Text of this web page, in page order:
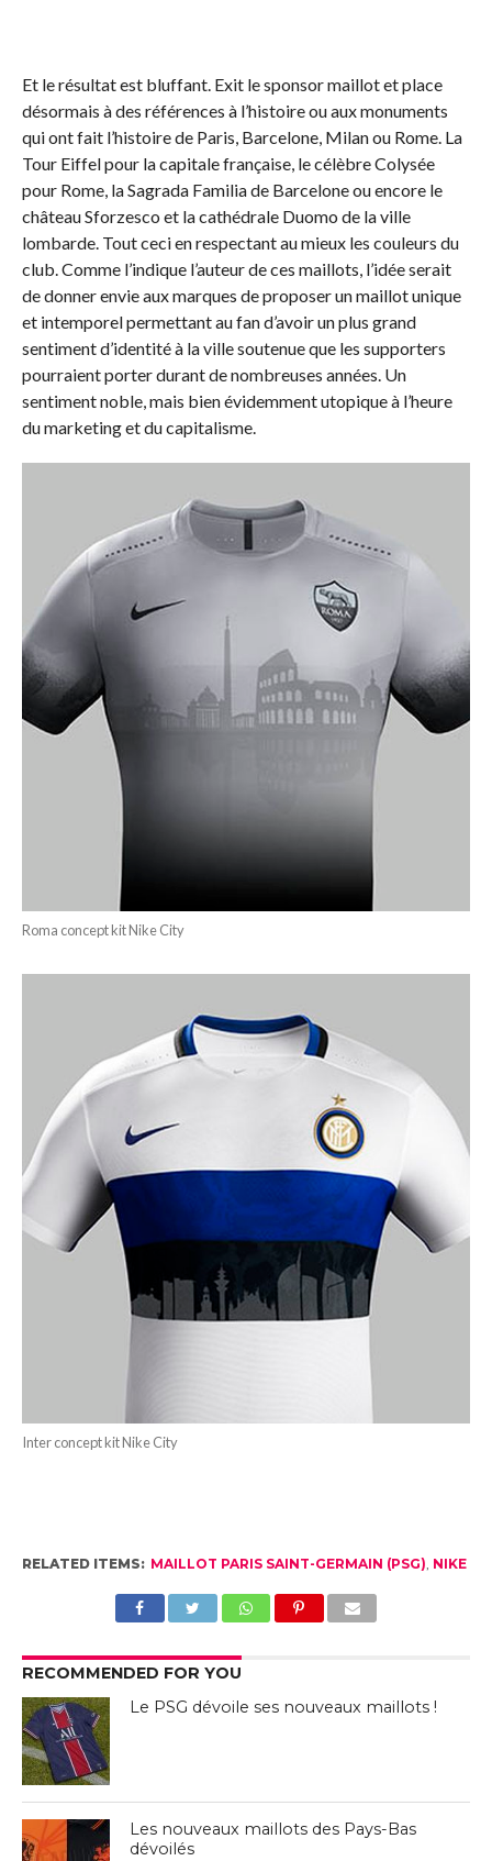
Et le résultat est bluffant. Exit le sponsor maillot et place
désormais à des références à l’histoire ou aux monuments
qui ont fait l’histoire de Paris, Barcelone, Milan ou Rome. La
Tour Eiffel pour la capitale française, le célèbre Colysée
pour Rome, la Sagrada Familia de Barcelone ou encore le
château Sforzesco et la cathédrale Duomo de la ville
lombarde. Tout ceci en respectant au mieux les couleurs du
club. Comme l’indique l’auteur de ces maillots, l’idée serait
de donner envie aux marques de proposer un maillot unique
et intemporel permettant au fan d’avoir un plus grand
sentiment d’identité à la ville soutenue que les supporters
pourraient porter durant de nombreuses années. Un
sentiment noble, mais bien évidemment utopique à l’heure
du marketing et du capitalisme.
Roma concept kit Nike City
Inter concept kit Nike City
RELATED ITEMS: MAILLOT PARIS SAINT-GERMAIN (PSG), NIKE
RECOMMENDED FOR YOU
Le PSG dévoile ses nouveaux maillots !
Les nouveaux maillots des Pays-Bas
dévoilés